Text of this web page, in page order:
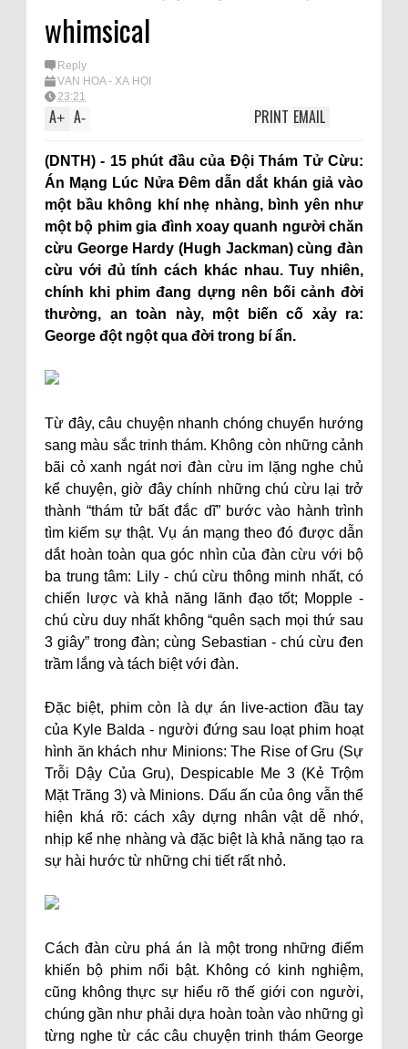
whimsical
Reply
VĂN HÓA - XÃ HỘI
23:21
A+ A- EMAIL
PRINT
(DNTH) - 15 phút đầu của Đội Thám Tử Cừu:
Án Mạng Lúc Nửa Đêm dẫn dắt khán giả vào
một bầu không khí nhẹ nhàng, bình yên như
một bộ phim gia đình xoay quanh người chăn
cừu George Hardy (Hugh Jackman) cùng đàn
cừu với đủ tính cách khác nhau. Tuy nhiên,
chính khi phim đang dựng nên bối cảnh đời
thường, an toàn này, một biến cố xảy ra:
George đột ngột qua đời trong bí ẩn.
Từ đây, câu chuyện nhanh chóng chuyển hướng
sang màu sắc trinh thám. Không còn những cảnh
bãi cỏ xanh ngát nơi đàn cừu im lặng nghe chủ
kể chuyện, giờ đây chính những chú cừu lại trở
thành “thám tử bất đắc dĩ” bước vào hành trình
tìm kiếm sự thật. Vụ án mạng theo đó được dẫn
dắt hoàn toàn qua góc nhìn của đàn cừu với bộ
ba trung tâm: Lily - chú cừu thông minh nhất, có
chiến lược và khả năng lãnh đạo tốt; Mopple -
chú cừu duy nhất không “quên sạch mọi thứ sau
3 giây” trong đàn; cùng Sebastian - chú cừu đen
trầm lắng và tách biệt với đàn.
Đặc biệt, phim còn là dự án live-action đầu tay
của Kyle Balda - người đứng sau loạt phim hoạt
hình ăn khách như Minions: The Rise of Gru (Sự
Trỗi Dậy Của Gru), Despicable Me 3 (Kẻ Trộm
Mặt Trăng 3) và Minions. Dấu ấn của ông vẫn thể
hiện khá rõ: cách xây dựng nhân vật dễ nhớ,
nhịp kể nhẹ nhàng và đặc biệt là khả năng tạo ra
sự hài hước từ những chi tiết rất nhỏ.
Cách đàn cừu phá án là một trong những điểm
khiến bộ phim nổi bật. Không có kinh nghiệm,
cũng không thực sự hiểu rõ thế giới con người,
chúng gần như phải dựa hoàn toàn vào những gì
từng nghe từ các câu chuyện trinh thám George